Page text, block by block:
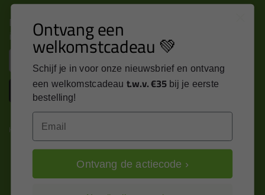
Nieuws, tips en exclusieve deals rechtstreeks in je
inbox
Inschrijven
Kitcentrum is trots op:
Ontvang een
welkomstcadeau 💚
Schijf je in voor onze nieuwsbrief en ontvang
een welkomstcadeau t.w.v. €35 bij je eerste
bestelling!
Email
Ontvang de actiecode ›